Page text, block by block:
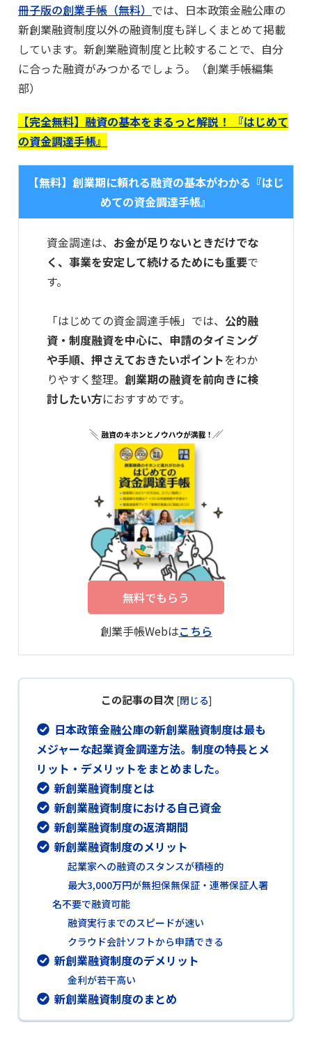
冊子版の創業手帳（無料） では、日本政策金融公庫の
新創業融資制度以外の融資制度も詳しくまとめて掲載
しています。新創業融資制度と比較することで、自分
に合った融資がみつかるでしょう。（創業手帳編集
部）
【完全無料】融資の基本をまるっと解説！ 『はじめて
の資金調達手帳』
【無料】創業期に頼れる融資の基本がわかる『はじ
めての資金調達手帳』
資金調達は、 お金が足りないときだけでな
く、事業を安定して続けるためにも重要で
す。
「はじめての資金調達手帳」では、 公的融
資・制度融資を中心に、申請のタイミング
や手順、押さえておきたいポイントをわか
りやすく整理。 創業期の融資を前向きに検
討したい方におすすめです。
無料でもらう
創業手帳Webはこちら
この記事の目次 [閉じる]
日本政策金融公庫の新創業融資制度は最も
メジャーな起業資金調達方法。制度の特長とメ
リット・デメリットをまとめました。
新創業融資制度とは
新創業融資制度における自己資金
新創業融資制度の返済期間
新創業融資制度のメリット
起業家への融資のスタンスが積極的
最大3,000万円が無担保無保証・連帯保証人署
名不要で融資可能
融資実行までのスピードが速い
クラウド会計ソフトから申請できる
新創業融資制度のデメリット
金利が若干高い
新創業融資制度のまとめ